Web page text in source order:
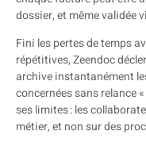
dossier, et même validée
Fini les pertes de temps
répétitives, Zeendoc
archive instantanément
concernées sans relance
ses limites : les
métier, et non sur des